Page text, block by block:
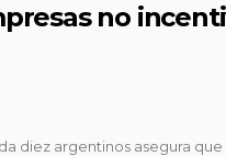
no
diez argentinos asegura